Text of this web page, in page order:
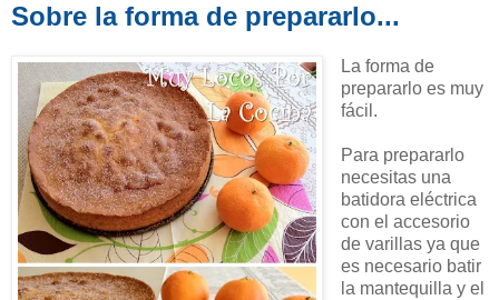
Sobre la forma de prepararlo...
La forma de
prepararlo es muy
fácil.
Para prepararlo
necesitas una
batidora eléctrica
con el accesorio
de varillas ya que
es necesario batir
la mantequilla y el